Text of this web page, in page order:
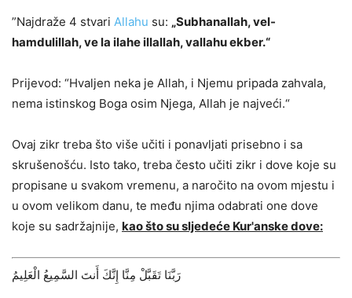
”Najdraže 4 stvari Allahu su: „Subhanallah, vel-
hamdulillah, ve la ilahe illallah, vallahu ekber.“
Prijevod: “Hvaljen neka je Allah, i Njemu pripada zahvala,
nema istinskog Boga osim Njega, Allah je najveći.“
Ovaj zikr treba što više učiti i ponavljati prisebno i sa
skrušenošću. Isto tako, treba često učiti zikr i dove koje su
propisane u svakom vremenu, a naročito na ovom mjestu i
u ovom velikom danu, te među njima odabrati one dove
koje su sadržajnije, kao što su sljedeće Kur'anske dove:
رَبَّنَا تَقَبَّلْ مِنَّا إِنَّكَ أَنتَ السَّمِيعُ الْعَلِيمُ